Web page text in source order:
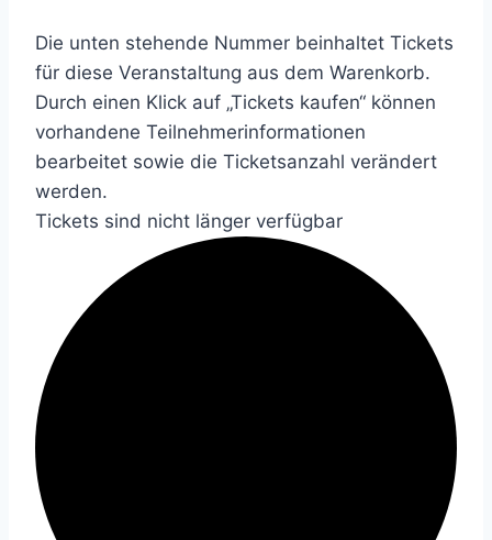
Die unten stehende Nummer beinhaltet Tickets
für diese Veranstaltung aus dem Warenkorb.
Durch einen Klick auf „Tickets kaufen“ können
vorhandene Teilnehmerinformationen
bearbeitet sowie die Ticketsanzahl verändert
werden.
Tickets sind nicht länger verfügbar